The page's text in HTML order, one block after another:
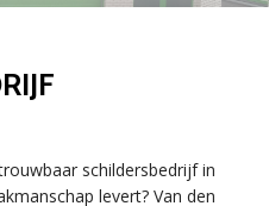
schildersbedrijf in
levert? Van den